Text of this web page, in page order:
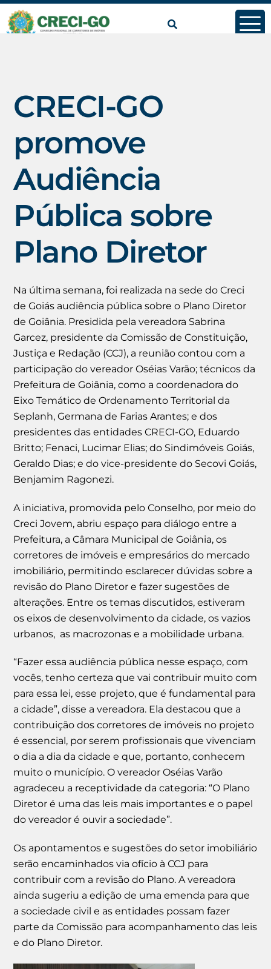
conteúdo
CRECI-GO
promove
Audiência
Pública sobre
Plano Diretor
Na última semana, foi realizada na sede do Creci
de Goiás audiência pública sobre o Plano Diretor
de Goiânia. Presidida pela vereadora Sabrina
Garcez, presidente da Comissão de Constituição,
Justiça e Redação (CCJ), a reunião contou com a
participação do vereador Oséias Varão; técnicos da
Prefeitura de Goiânia, como a coordenadora do
Eixo Temático de Ordenamento Territorial da
Seplanh, Germana de Farias Arantes; e dos
presidentes das entidades CRECI-GO, Eduardo
Britto; Fenaci, Lucimar Elias; do Sindimóveis Goiás,
Geraldo Dias; e do vice-presidente do Secovi Goiás,
Benjamim Ragonezi.
A iniciativa, promovida pelo Conselho, por meio do
Creci Jovem, abriu espaço para diálogo entre a
Prefeitura, a Câmara Municipal de Goiânia, os
corretores de imóveis e empresários do mercado
imobiliário, permitindo esclarecer dúvidas sobre a
revisão do Plano Diretor e fazer sugestões de
alterações. Entre os temas discutidos, estiveram
os eixos de desenvolvimento da cidade, os vazios
urbanos, as macrozonas e a mobilidade urbana.
“Fazer essa audiência pública nesse espaço, com
vocês, tenho certeza que vai contribuir muito com
para essa lei, esse projeto, que é fundamental para
a cidade”, disse a vereadora. Ela destacou que a
contribuição dos corretores de imóveis no projeto
é essencial, por serem profissionais que vivenciam
o dia a dia da cidade e que, portanto, conhecem
muito o município. O vereador Oséias Varão
agradeceu a receptividade da categoria: “O Plano
Diretor é uma das leis mais importantes e o papel
do vereador é ouvir a sociedade”.
Os apontamentos e sugestões do setor imobiliário
serão encaminhados via ofício à CCJ para
contribuir com a revisão do Plano. A vereadora
ainda sugeriu a edição de uma emenda para que
a sociedade civil e as entidades possam fazer
parte da Comissão para acompanhamento das leis
e do Plano Diretor.